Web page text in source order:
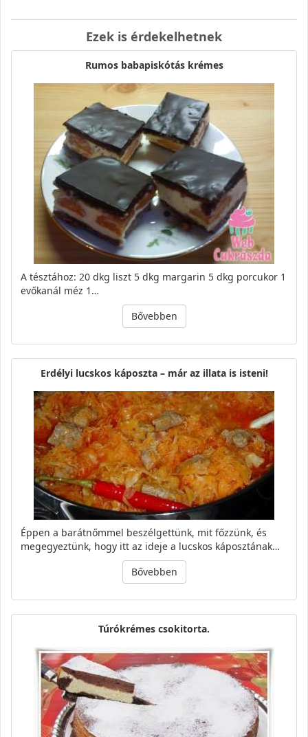
Ezek is érdekelhetnek
Rumos babapiskótás krémes
A tésztához: 20 dkg liszt 5 dkg margarin 5 dkg porcukor 1
evőkanál méz 1…
Bővebben
Erdélyi lucskos káposzta – már az illata is isteni!
Éppen a barátnőmmel beszélgettünk, mit főzzünk, és
megegyeztünk, hogy itt az ideje a lucskos káposztának…
Bővebben
Túrókrémes csokitorta.